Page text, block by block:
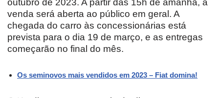
venda será aberta ao público em geral. A
chegada do carro às concessionárias está
prevista para o dia 19 de março, e as entregas
começarão no final do mês.
Os seminovos mais vendidos em 2023 – Fiat domina!